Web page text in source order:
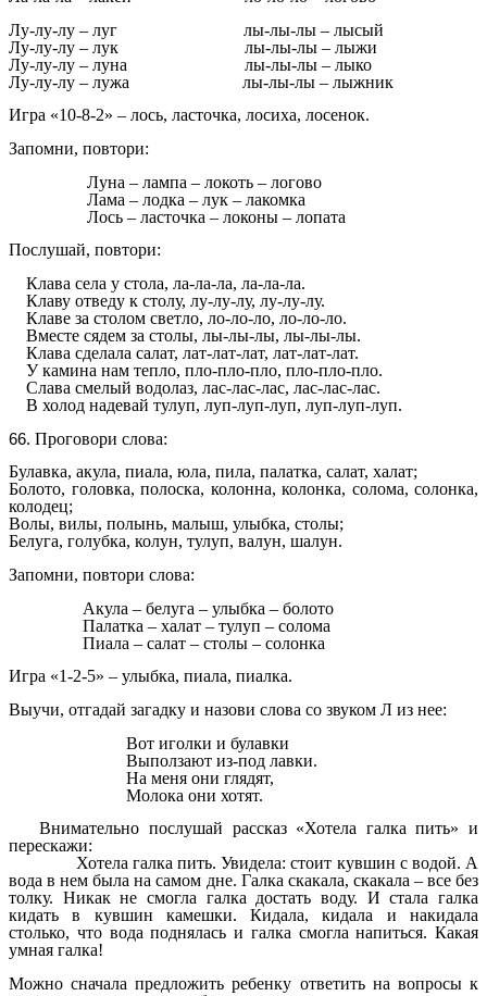
Лу-лу-лу – луг лы-лы-лы – лысый
Лу-лу-лу – лук лы-лы-лы – лыжи
Лу-лу-лу – луна лы-лы-лы – лыко
Лу-лу-лу – лужа лы-лы-лы – лыжник
Игра «10-8-2» – лось, ласточка, лосиха, лосенок.
Запомни, повтори:
Луна – лампа – локоть – логово
Лама – лодка – лук – лакомка
Лось – ласточка – локоны – лопата
Послушай, повтори:
Клава села у стола, ла-ла-ла, ла-ла-ла.
Клаву отведу к столу, лу-лу-лу, лу-лу-лу.
Клаве за столом светло, ло-ло-ло, ло-ло-ло.
Вместе сядем за столы, лы-лы-лы, лы-лы-лы.
Клава сделала салат, лат-лат-лат, лат-лат-лат.
У камина нам тепло, пло-пло-пло, пло-пло-пло.
Слава смелый водолаз, лас-лас-лас, лас-лас-лас.
В холод надевай тулуп, луп-луп-луп, луп-луп-луп.
Проговори слова:
Булавка, акула, пиала, юла, пила, палатка, салат, халат;
Болото, головка, полоска, колонна, колонка, солома, солонка,
колодец;
Волы, вилы, полынь, малыш, улыбка, столы;
Белуга, голубка, колун, тулуп, валун, шалун.
Запомни, повтори слова:
Акула – белуга – улыбка – болото
Палатка – халат – тулуп – солома
Пиала – салат – столы – солонка
Игра «1-2-5» – улыбка, пиала, пиалка.
Выучи, отгадай загадку и назови слова со звуком Л из нее:
Вот иголки и булавки
Выползают из-под лавки.
На меня они глядят,
Молока они хотят.
Внимательно послушай рассказ «Хотела галка пить» и
перескажи:
Хотела галка пить. Увидела: стоит кувшин с водой. А
вода в нем была на самом дне. Галка скакала, скакала – все без
толку. Никак не смогла галка достать воду. И стала галка
кидать в кувшин камешки. Кидала, кидала и накидала
столько, что вода поднялась и галка смогла напиться. Какая
умная галка!
Можно сначала предложить ребенку ответить на вопросы к